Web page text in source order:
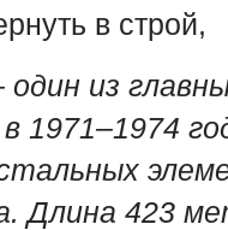
в строй,
один из
1971–1974
Длина 423